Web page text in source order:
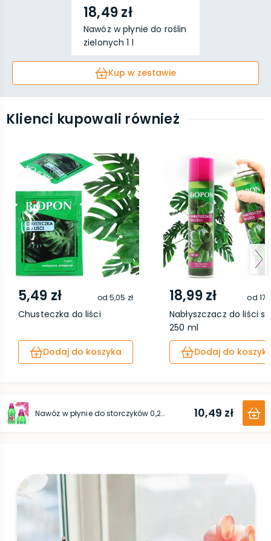
18,49 zł
Nawóz w płynie do roślin
zielonych 1 l
Kup w zestawie
Klienci kupowali również
5,49 zł od5,05 zł
Chusteczka do liści
Dodaj do koszyka
18,99 zł od
Nabłyszczacz do liści
250 ml
Dodaj do
Nawóz w płynie do storczyków 0,25 l 10,49 zł